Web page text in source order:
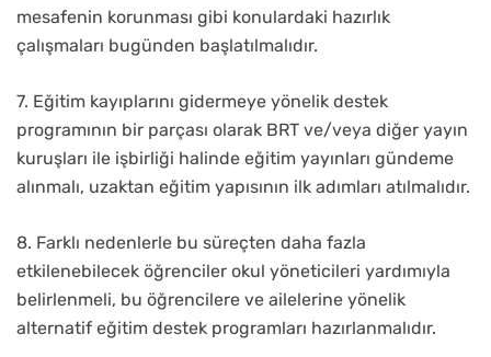
mesafenin korunması gibi konulardaki hazırlık
çalışmaları bugünden başlatılmalıdır.
7. Eğitim kayıplarını gidermeye yönelik destek
programının bir parçası olarak BRT ve/veya diğer yayın
kuruşları ile işbirliği halinde eğitim yayınları gündeme
alınmalı, uzaktan eğitim yapısının ilk adımları atılmalıdır.
8. Farklı nedenlerle bu süreçten daha fazla
etkilenebilecek öğrenciler okul yöneticileri yardımıyla
belirlenmeli, bu öğrencilere ve ailelerine yönelik
alternatif eğitim destek programları hazırlanmalıdır.